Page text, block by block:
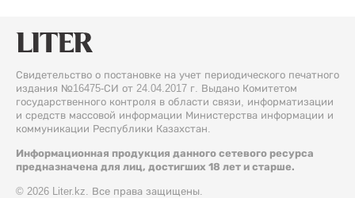
Свидетельство о постановке на учет периодического печатного
издания №16475-СИ от 24.04.2017 г. Выдано Комитетом
государственного контроля в области связи, информатизации
и средств массовой информации Министерства информации и
коммуникации Республики Казахстан.
Информационная продукция данного сетевого ресурса
предназначена для лиц, достигших 18 лет и старше.
© 2026 Liter.kz. Все права защищены.